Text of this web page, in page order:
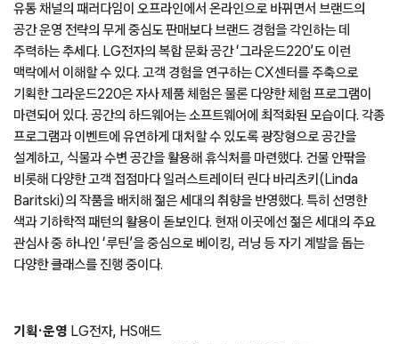
유통 채널의 패러다임이 오프라인에서 온라인으로 바뀌면서 브랜드의
공간 운영 전략의 무게 중심도 판매보다 브랜드 경험을 각인하는 데
주력하는 추세다. LG전자의 복합 문화 공간 ‘그라운드220’도 이런
맥락에서 이해할 수 있다. 고객 경험을 연구하는 CX센터를 주축으로
기획한 그라운드220은 자사 제품 체험은 물론 다양한 체험 프로그램이
마련되어 있다. 공간의 하드웨어는 소프트웨어에 최적화된 모습이다. 각종
프로그램과 이벤트에 유연하게 대처할 수 있도록 광장형으로 공간을
설계하고, 식물과 수변 공간을 활용해 휴식처를 마련했다. 건물 안팎을
비롯해 다양한 고객 접점마다 일러스트레이터 린다 바리츠키(Linda
Baritski)의 작품을 배치해 젊은 세대의 취향을 반영했다. 특히 선명한
색과 기하학적 패턴의 활용이 돋보인다. 현재 이곳에선 젊은 세대의 주요
관심사 중 하나인 ‘루틴’을 중심으로 베이킹, 러닝 등 자기 계발을 돕는
다양한 클래스를 진행 중이다.
기획·운영 LG전자, HS애드